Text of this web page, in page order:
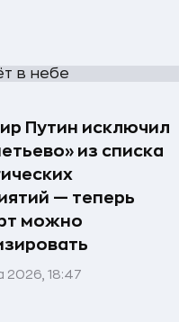
Путин исключил
из списка
— теперь
можно
2026, 18:47